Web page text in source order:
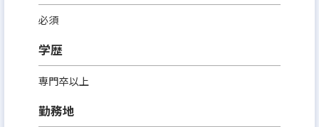
必須
学歴
専門卒以上
勤務地